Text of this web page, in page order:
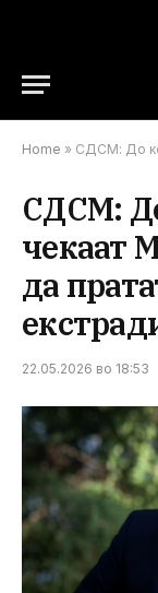
Home » СДСМ: До кога
СДСМ:
чекаат
да
22.05.2026 во 18:53